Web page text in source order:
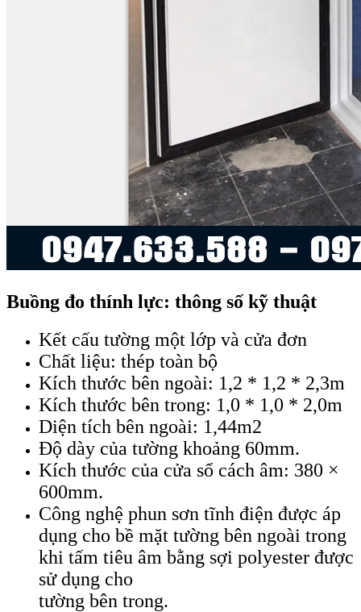
Buồng đo thính lực: thông số kỹ thuật
Kết cấu tường một lớp và cửa đơn
Chất liệu: thép toàn bộ
Kích thước bên ngoài: 1,2 * 1,2 * 2,3m
Kích thước bên trong: 1,0 * 1,0 * 2,0m
Diện tích bên ngoài: 1,44m2
Độ dày của tường khoảng 60mm.
Kích thước của cửa sổ cách âm: 380 ×
600mm.
Công nghệ phun sơn tĩnh điện được áp
dụng cho bề mặt tường bên ngoài trong
khi tấm tiêu âm bằng sợi polyester được
sử dụng cho
tường bên trong.